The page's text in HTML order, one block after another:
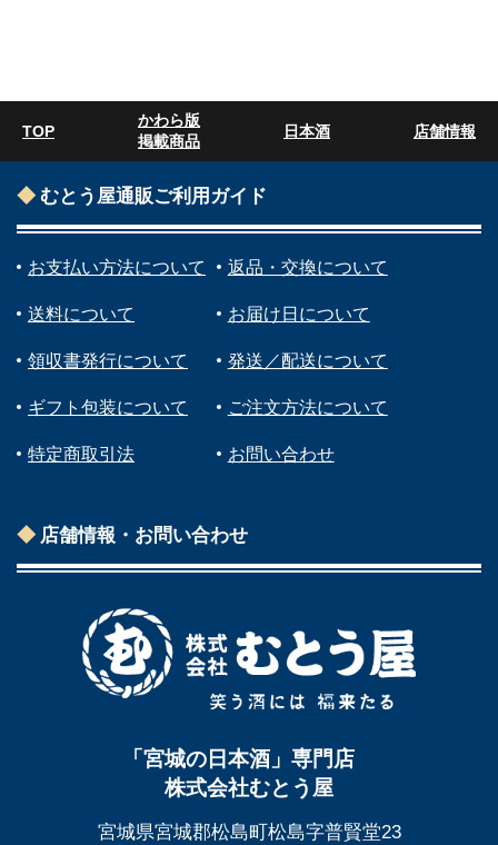
TOP
かわら版
掲載商品
日本酒 店舗情報
むとう屋通販ご利用ガイド
お支払い方法について 返品・交換について
送料について お届け日について
領収書発行について 発送／配送について
ギフト包装について ご注文方法について
特定商取引法 お問い合わせ
店舗情報・お問い合わせ
「宮城の日本酒」専門店
株式会社むとう屋
宮城県宮城郡松島町松島字普賢堂23